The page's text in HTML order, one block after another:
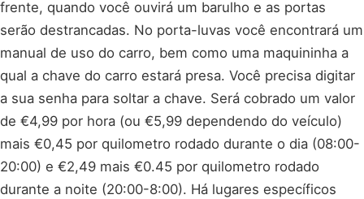
frente, quando você ouvirá um barulho e as portas
serão destrancadas. No porta-luvas você encontrará um
manual de uso do carro, bem como uma maquininha a
qual a chave do carro estará presa. Você precisa digitar
a sua senha para soltar a chave. Será cobrado um valor
de €4,99 por hora (ou €5,99 dependendo do veículo)
mais €0,45 por quilometro rodado durante o dia (08:00-
20:00) e €2,49 mais €0.45 por quilometro rodado
durante a noite (20:00-8:00). Há lugares específicos